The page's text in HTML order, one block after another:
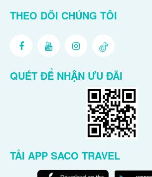
THEO DÕI CHÚNG TÔI
QUÉT ĐỂ NHẬN ƯU ĐÃI
TẢI APP SACO TRAVEL